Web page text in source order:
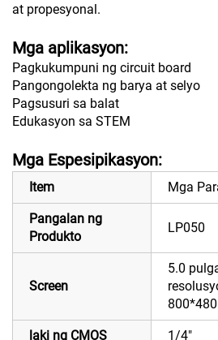
at propesyonal.
Mga aplikasyon:
Pagkukumpuni ng circuit board
Pangongolekta ng barya at selyo
Pagsusuri sa balat
Edukasyon sa STEM
Mga Espesipikasyon:
Item Mga
Pangalan ng
Produkto
LP050
Screen
5.0
800*480
laki ng CMOS 1/4"